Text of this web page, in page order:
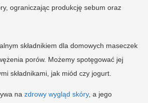
ograniczając produkcję sebum oraz
składnikiem dla domowych maseczek
porów. Możemy spotęgować jej
składnikami, jak miód czy jogurt.
na zdrowy wygląd skóry, a jego